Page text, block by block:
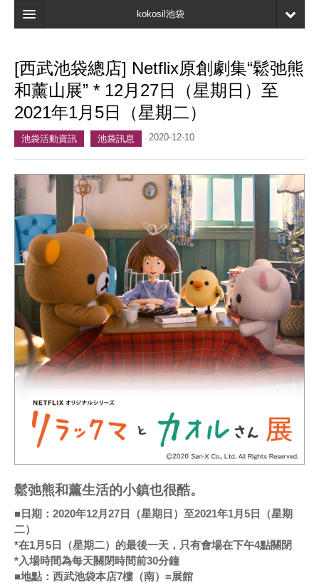
kokosil池袋
地圖
最新資訊
口碑
我的頁面
書簽
[西武池袋總店] Netflix原創劇集“鬆弛熊
和薰山展” * 12月27日（星期日）至
2021年1月5日（星期二）
池袋活動資訊 池袋訊息 2020-12-10
鬆弛熊和薰生活的小鎮也很酷。
■日期：2020年12月27日（星期日）至2021年1月5日（星期
二）
*在1月5日（星期二）的最後一天，只有會場在下午4點關閉
*入場時間為每天關閉時間前30分鐘
■地點：西武池袋本店7樓（南）=展館